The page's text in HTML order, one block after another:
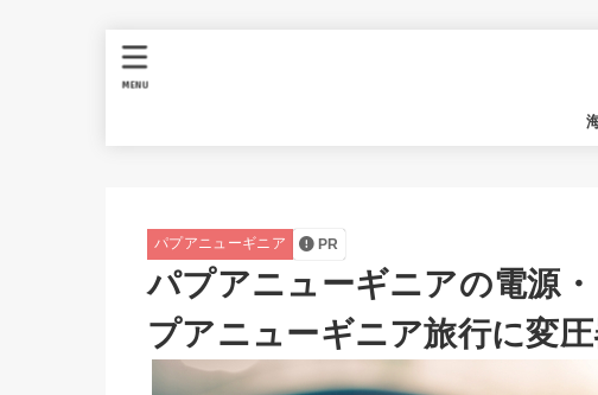
MENU
パプアニューギニア PR
パプアニューギニアの電源
プアニューギニア旅行に変